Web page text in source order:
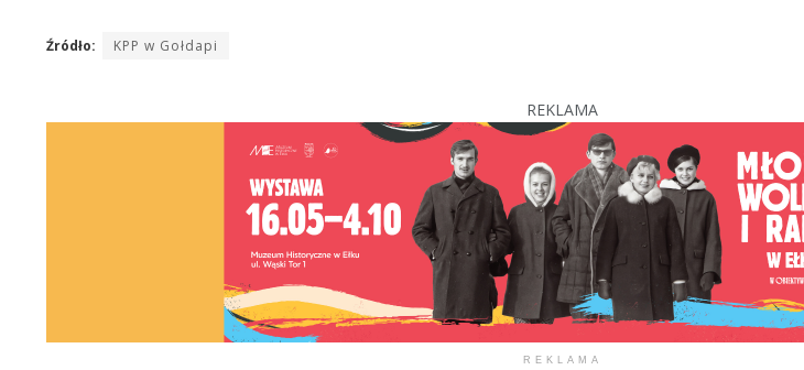
Źródło: KPP w Gołdapi
REKLAMA
REKLAMA